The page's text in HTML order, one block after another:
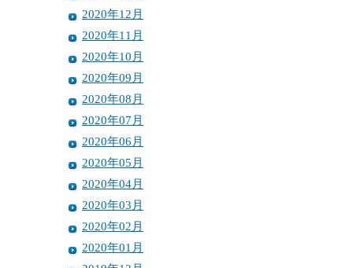
2020年12月
2020年11月
2020年10月
2020年09月
2020年08月
2020年07月
2020年06月
2020年05月
2020年04月
2020年03月
2020年02月
2020年01月